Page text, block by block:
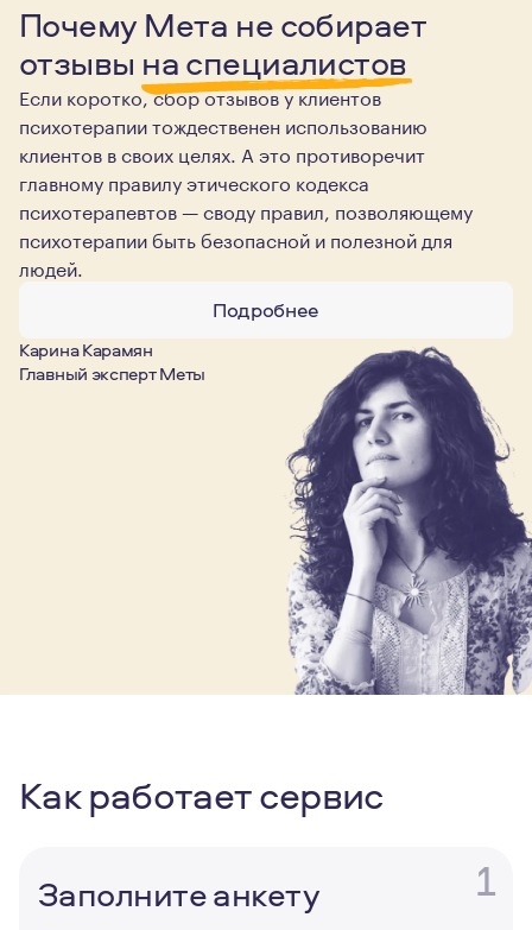
Почему Мета не собирает
отзывы на специалистов
Если коротко, сбор отзывов у клиентов
психотерапии тождественен использованию
клиентов в своих целях. А это противоречит
главному правилу этического кодекса
психотерапевтов — своду правил, позволяющему
психотерапии быть безопасной и полезной для
людей.
Подробнее
Карина Карамян
Главный эксперт Меты
Как работает сервис
1
Заполните анкету